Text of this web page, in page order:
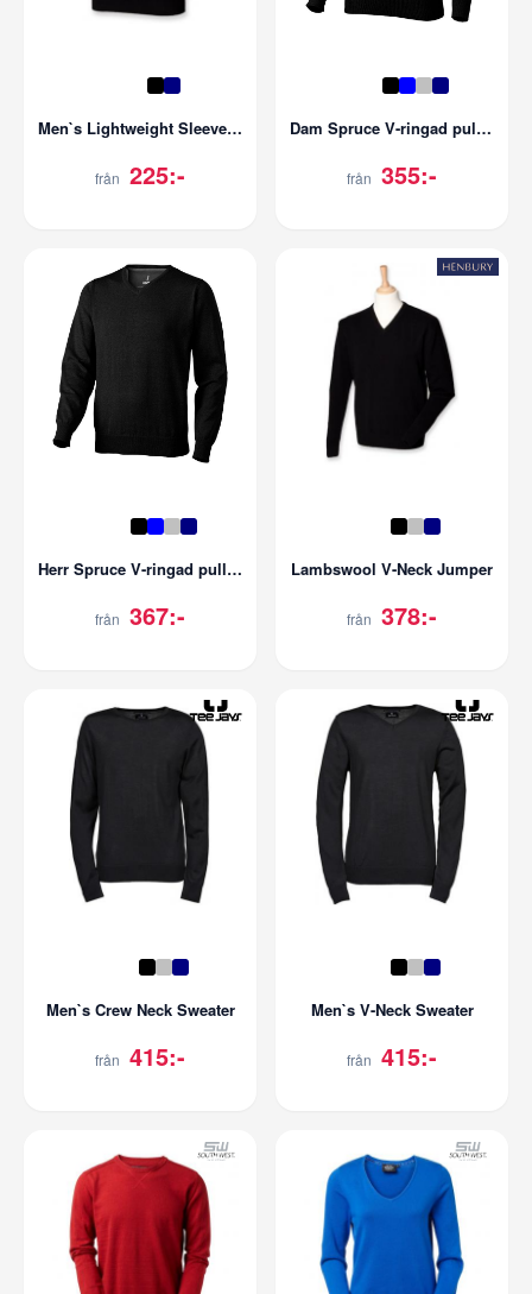
Men`s Lightweight Sleeveless V-Neck Jumper
från 225:-
Dam Spruce V-ringad pullover
från 355:-
Herr Spruce V-ringad pullover
från 367:-
Lambswool V-Neck Jumper
från 378:-
Men`s Crew Neck Sweater
från 415:-
Men`s V-Neck Sweater
från 415:-